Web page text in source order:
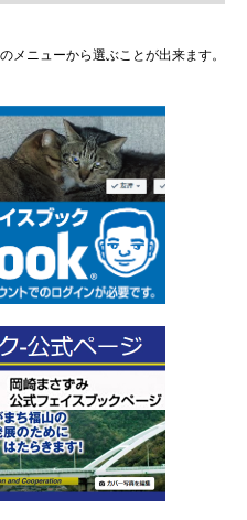
メニューから選ぶことが出来ます。